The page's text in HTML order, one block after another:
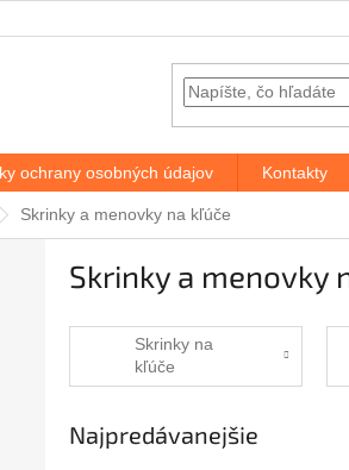
ochrany osobných údajov Kontakty
Skrinky a menovky na kľúče
Skrinky a menovky
Skrinky na
kľúče
Najpredávanejšie